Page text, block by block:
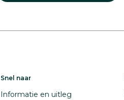
Snel naar
Informatie en uitleg